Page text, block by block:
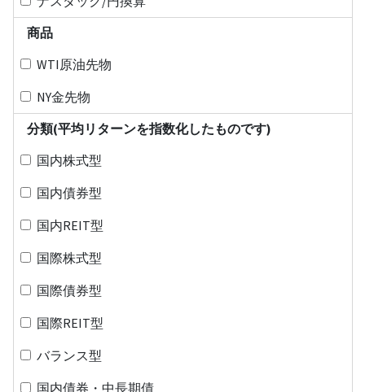
商品
WTI原油先物
NY金先物
分類(平均リターンを指数化したものです)
国内株式型
国内債券型
国内REIT型
国際株式型
国際債券型
国際REIT型
バランス型
国内債券・中長期債